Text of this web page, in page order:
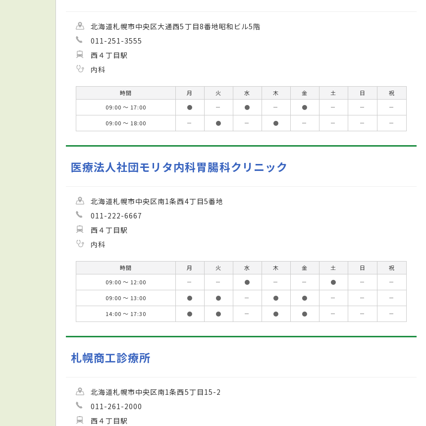
北海道札幌市中央区大通西5丁目8番地昭和ビル5階
011-251-3555
西４丁目駅
内科
時間 月 火 水 木 金 土 日
祝
09:00 ～ 17:00
● － ● － ● － －
－
09:00 ～ 18:00
－ ● － ● － － － －
医療法人社団モリタ内科胃腸科クリニック
北海道札幌市中央区南1条西4丁目5番地
011-222-6667
西４丁目駅
内科
時間 月 火 水 木 金 土 日
祝
09:00 ～ 12:00
－ － ● － － ● －
－
09:00 ～ 13:00
● ● － ● ● － －
－
14:00 ～ 17:30
● ● － ● ● － － －
札幌商工診療所
北海道札幌市中央区南1条西5丁目15-2
011-261-2000
西４丁目駅